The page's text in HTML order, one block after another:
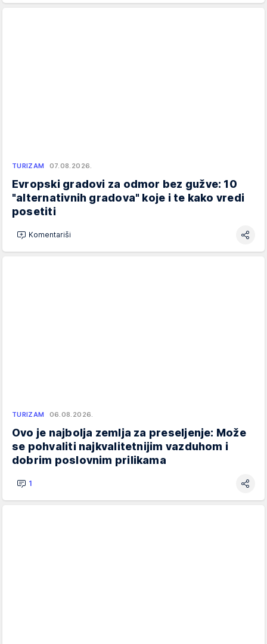
TURIZAM 07.08.2026.
Evropski gradovi za odmor bez gužve: 10
"alternativnih gradova" koje i te kako vredi
posetiti
Komentariši
TURIZAM 06.08.2026.
Ovo je najbolja zemlja za preseljenje: Može
se pohvaliti najkvalitetnijim vazduhom i
dobrim poslovnim prilikama
1